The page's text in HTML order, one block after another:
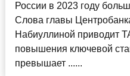
России в 2023 году
Слова главы
Набиуллиной приводит
повышения ключевой
превышает ......